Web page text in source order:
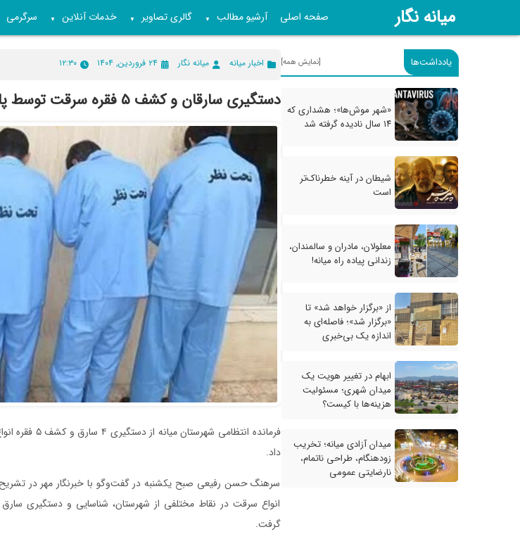
میانه نگار صفحه اصلی آرشیو مطالب ▼ گالری تصاویر ▼ خدمات آنلاین ▼ سرگرمی
یادداشت‌ها [نمایش همه]
«شهر موش‌ها»؛ هشداری که
۱۴ سال نادیده گرفته شد
شیطان در آینه خطرناک‌تر
است
معلولان، مادران و سالمندان،
زندانی پیاده راه میانه!
از «برگزار خواهد شد» تا
«برگزار شد»؛ فاصله‌ای به
اندازه یک بی‌خبری
ابهام در تغییر هویت یک
میدان شهری؛ مسئولیت
هزینه‌ها با کیست؟
میدان آزادی میانه؛ تخریب
زودهنگام، طراحی ناتمام،
نارضایتی عمومی
اخبار میانه میانه نگار ۲۴ فروردین, ۱۴۰۴ ۱۲:۳۰
دستگیری سارقان و کشف ۵ فقره سرقت توسط پلیس میانه
فرمانده
داد.
سرهنگ حسن رفیعی صبح یکشنبه در گفت‌وگو با خبرنگار مهر در
انواع سرقت در نقاط مختلفی از شهرستان، شناسایی و دستگیری سارق
گرفت.